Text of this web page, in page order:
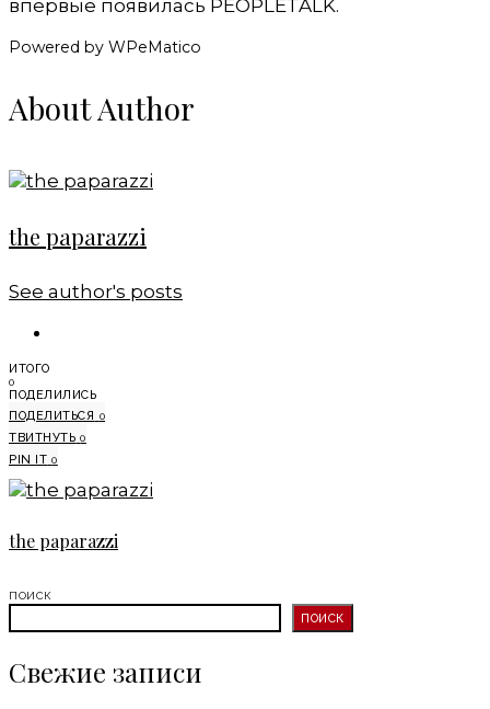
впервые появилась PEOPLETALK.
Powered by WPeMatico
About Author
the paparazzi
See author's posts
ИТОГО
0
ПОДЕЛИЛИСЬ
ПОДЕЛИТЬСЯ 0
ТВИТНУТЬ 0
PIN IT 0
the paparazzi
ПОИСК
ПОИСК
Свежие записи